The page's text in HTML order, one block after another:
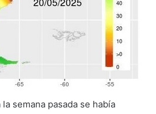
semana pasada se había